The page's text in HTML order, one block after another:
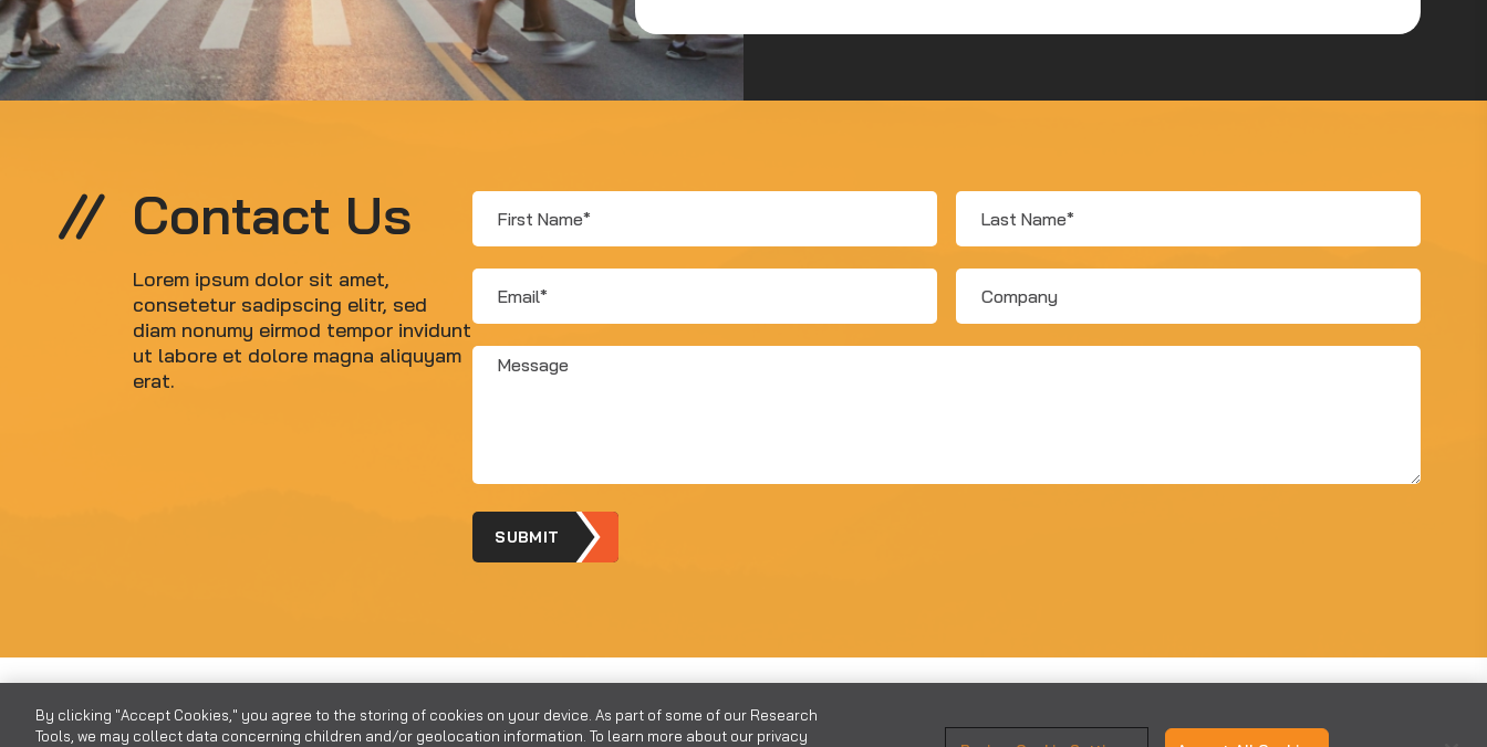
Contact Us
Lorem ipsum dolor sit amet,
consetetur sadipscing elitr, sed
diam nonumy eirmod tempor invidunt
ut labore et dolore magna aliquyam
erat.
First
Name
*
Last
Name
*
Email Company
Message
SUBMIT
By clicking "Accept Cookies," you agree to the storing of cookies on your device. As part of some of our Research
Tools, we may collect data concerning children and/or geolocation information. To learn more about our privacy